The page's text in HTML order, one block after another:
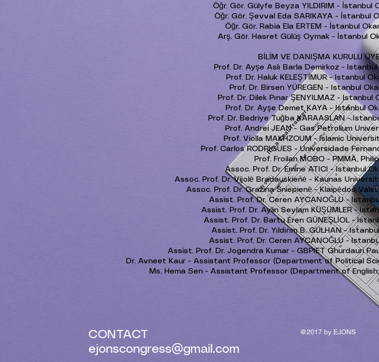
Öğr. Gör. Gülyfe Beyza YILDIRIM - İstanbul
Öğr. Gör. Şevval Eda SARIKAYA - İstanbul
Öğr. Gör. Rabia Ela ERTEM - İstanbul
Arş. Gör. Hasret Gülüş Oymak - İstanbul
BİLİM VE DANIŞMA KURULU
Prof. Dr. Ayşe Aslı Barla Demirkoz -
Prof. Dr. Haluk KELEŞTİMUR - Istanbul
Prof. Dr. Birsen YÜREGEN - Istanbul
Prof. Dr. Dilek Pınar ŞENYILMAZ - Istanbul
Prof. Dr. Ayşe Demet KAYA - Istanbul
Prof. Dr. Bedriye Tuğba KARAASLAN -
​Prof. Andrei JEAN - Gas Petrolium
Prof. Violla MAKHZOUM - Islamic
Prof. Carlos RODRIGUES - Universidade
Prof. Froilan MOBO - PMMA,
Assoc. Prof. Dr. Emine ATICI - Istanbul
Assoc. Prof. Dr. Vijolė Bradauskienė - Kaunas
Assoc. Prof. Dr. Gražina Šniepienė - Klaipėdos
Assist. Prof. Dr. Ceren AYCANOĞLU -
Assist. Prof. Dr. Aylin Seylam KÜŞÜMLER -
Assist. Prof. Dr. Bartu Eren GÜNEŞLİOL -
Assist. Prof. Dr. Yıldırım B. GÜLHAN -
Assist. Prof. Dr. Ceren AYCANOĞLU -
Assist. Prof. Dr. Jogendra Kumar - GBPIET Ghurdauri
Dr. Avneet Kaur - Assistant Professor (Department of Political
Ms. Hema Sen - Assistant Professor (Department of
CONTACT
ejonscongress@gmail.com
@2017 by EJONS